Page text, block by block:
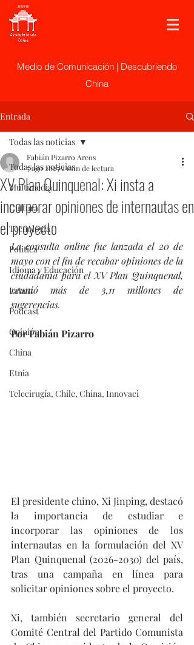
Medio de Comunicación | Descubriendo
China
Entrada
Todas las noticias
Multimedia
Cultura
Tecnología
Politica
Idioma y Educación
Latam
Podcast
Opinión
China
Etnia
Telecirugía, Chile, China, Innovaci
Todas las noticias
XV Plan Quinquenal: Xi insta a
incorporar opiniones de internautas en
el proyecto
Fabián Pizarro Arcos
5 ago 20252 min de lectura
La consulta online fue lanzada el 20 de
mayo con el fin de recabar opiniones de la
ciudadanía para el XV Plan Quinquenal,
reunió más de 3,11 millones de
sugerencias.
Por Fabián Pizarro
El presidente chino, Xi Jinping, destacó
la importancia de estudiar e
incorporar las opiniones de los
internautas en la formulación del XV
Plan Quinquenal (2026-2030) del país,
tras una campaña en línea para
solicitar opiniones sobre el proyecto.
Xi, también secretario general del
Comité Central del Partido Comunista